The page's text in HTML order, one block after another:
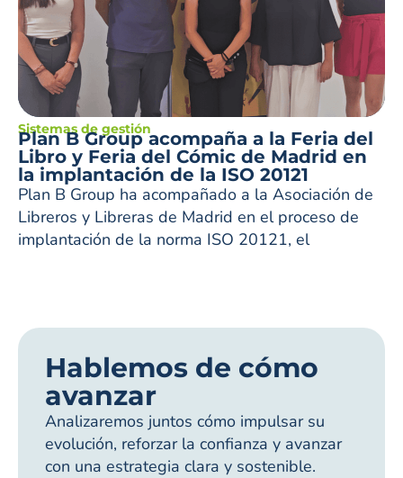
Sistemas de gestión
Plan B Group acompaña a la Feria del
Libro y Feria del Cómic de Madrid en
la implantación de la ISO 20121
Plan B Group ha acompañado a la Asociación de
Libreros y Libreras de Madrid en el proceso de
implantación de la norma ISO 20121, el
Hablemos de cómo
avanzar
Analizaremos juntos cómo impulsar su
evolución, reforzar la confianza y avanzar
con una estrategia clara y sostenible.